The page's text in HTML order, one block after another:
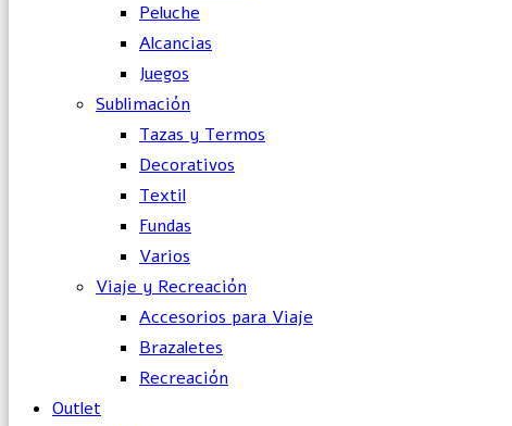
Peluche
Alcancias
Juegos
Sublimación
Tazas y Termos
Decorativos
Textil
Fundas
Varios
Viaje y Recreación
Accesorios para Viaje
Brazaletes
Recreación
Outlet